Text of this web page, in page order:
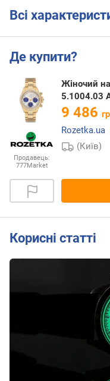
Всі
Де купити?
Продавець:
777Market
Жіночий
5.1004.03
9 486
Rozetka.ua
(Київ)
Корисні статті